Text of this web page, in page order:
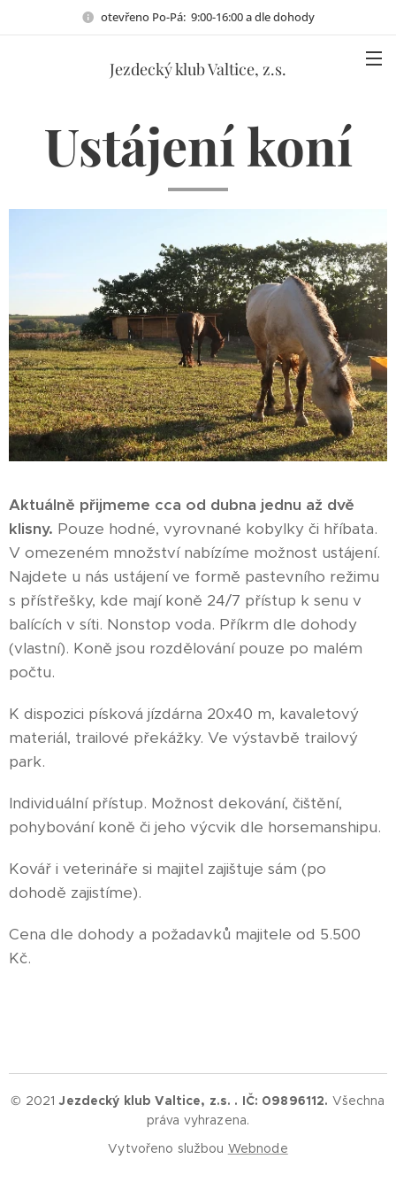
otevřeno Po-Pá: 9:00-16:00 a dle dohody
Jezdecký klub Valtice, z.s.
Ustájení koní
Aktuálně přijmeme cca od dubna jednu až dvě
klisny. Pouze hodné, vyrovnané kobylky či hříbata.
V omezeném množství nabízíme možnost ustájení.
Najdete u nás ustájení ve formě pastevního režimu
s přístřešky, kde mají koně 24/7 přístup k senu v
balících v síti. Nonstop voda. Příkrm dle dohody
(vlastní). Koně jsou rozdělování pouze po malém
počtu.
K dispozici písková jízdárna 20x40 m, kavaletový
materiál, trailové překážky. Ve výstavbě trailový
park.
Individuální přístup. Možnost dekování, čištění,
pohybování koně či jeho výcvik dle horsemanshipu.
Kovář i veterináře si majitel zajištuje sám (po
dohodě zajistíme).
Cena dle dohody a požadavků majitele od 5.500
Kč.
© 2021Jezdecký klub Valtice, z.s. . IČ: 09896112. Všechna
práva vyhrazena.
Vytvořeno službou Webnode